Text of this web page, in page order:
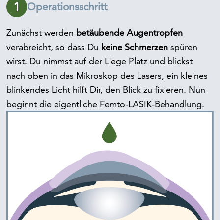
1 Operationsschritt
Zunächst werden betäubende Augentropfen
verabreicht, so dass Du keine Schmerzen spüren
wirst. Du nimmst auf der Liege Platz und blickst
nach oben in das Mikroskop des Lasers, ein kleines
blinkendes Licht hilft Dir, den Blick zu fixieren. Nun
beginnt die eigentliche Femto-LASIK-Behandlung.